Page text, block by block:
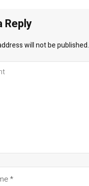
Reply
will not be published.